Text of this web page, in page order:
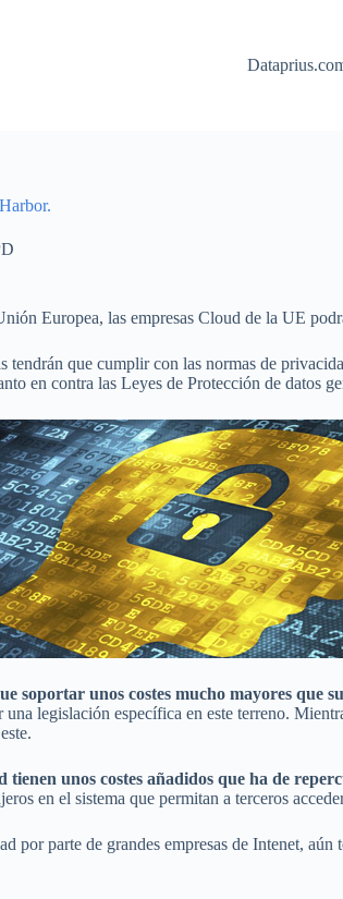
Europea, las empresas Cloud de la UE
que cumplir con las normas de
en contra las Leyes de Protección de datos
soportar unos costes mucho mayores que
legislación específica en este terreno.
unos costes añadidos que ha de
en el sistema que permitan a terceros
por parte de grandes empresas de Intenet,